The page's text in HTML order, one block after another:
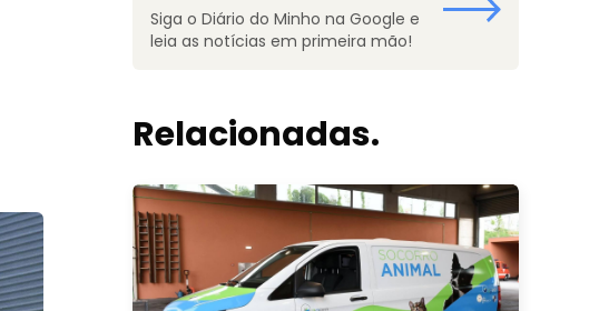
Siga o Diário do Minho na Google e
leia as notícias em primeira mão!
Relacionadas.